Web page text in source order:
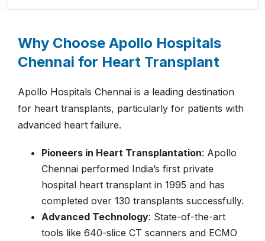
Why Choose Apollo Hospitals
Chennai for Heart Transplant
Apollo Hospitals Chennai is a leading destination
for heart transplants, particularly for patients with
advanced heart failure.
Pioneers in Heart Transplantation: Apollo
Chennai performed India’s first private
hospital heart transplant in 1995 and has
completed over 130 transplants successfully​.
Advanced Technology: State-of-the-art
tools like 640-slice CT scanners and ECMO